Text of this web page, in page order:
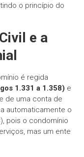
o princípio do
e a
é regida
1.331 a 1.358) e
de uma conta de
automaticamente o
pois o condomínio
mas um ente